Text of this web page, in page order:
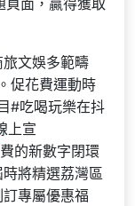
頁面，贏得獲取
文娛多範疇
促花費運動時
#吃喝玩樂在抖
上宣
的新數字閉環
將精選荔灣區
專屬優惠福